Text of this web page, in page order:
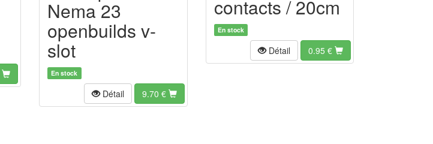
Nema 23
openbuilds v-
slot
En stock
Détail 9.70 €
contacts / 20cm
En stock
Détail 0.95 €